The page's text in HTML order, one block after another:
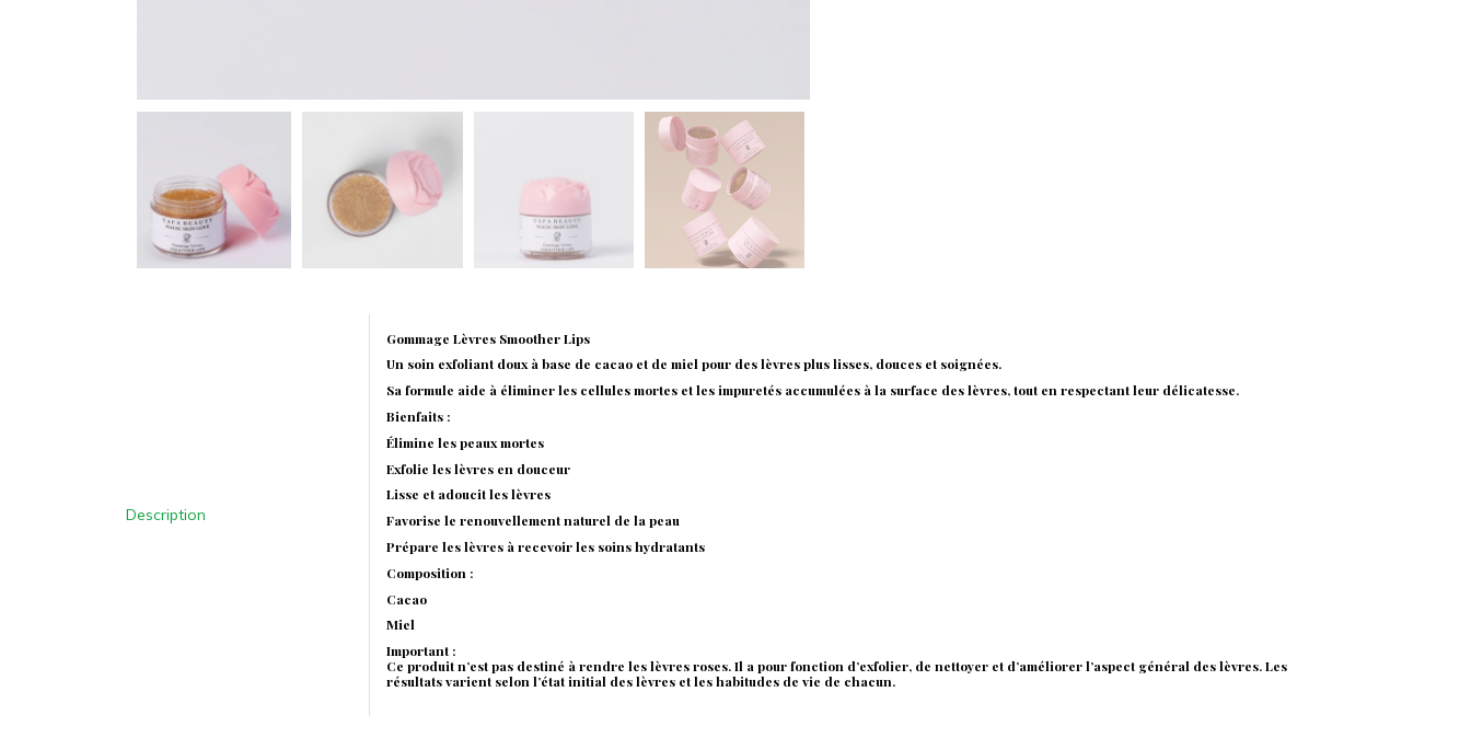
Description
Gommage Lèvres Smoother Lips
Un soin exfoliant doux à base de cacao et de miel pour des lèvres plus lisses, douces et soignées.
Sa formule aide à éliminer les cellules mortes et les impuretés accumulées à la surface des lèvres, tout en respectant leur délicatesse.
Bienfaits :
Élimine les peaux mortes
Exfolie les lèvres en douceur
Lisse et adoucit les lèvres
Favorise le renouvellement naturel de la peau
Prépare les lèvres à recevoir les soins hydratants
Composition :
Cacao
Miel
Important :
Ce produit n’est pas destiné à rendre les lèvres roses. Il a pour fonction d’exfolier, de nettoyer et d’améliorer l’aspect général des lèvres. Les
résultats varient selon l’état initial des lèvres et les habitudes de vie de chacun.